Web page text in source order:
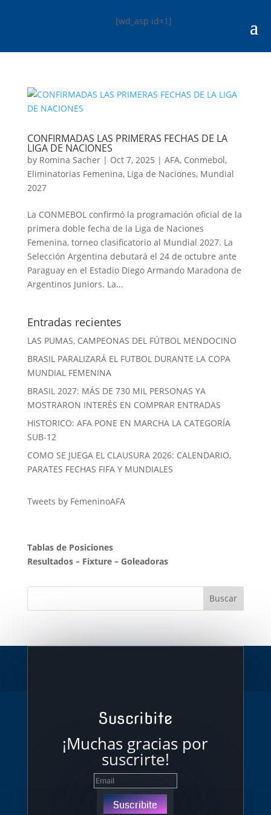
[wd_asp id=1]
CONFIRMADAS LAS PRIMERAS FECHAS DE LA
LIGA DE NACIONES
by Romina Sacher| Oct 7, 2025 | AFA, Conmebol,
Eliminatorias Femenina, Liga de Naciones, Mundial
2027
La CONMEBOL confirmó la programación oficial de la
primera doble fecha de la Liga de Naciones
Femenina, torneo clasificatorio al Mundial 2027. La
Selección Argentina debutará el 24 de octubre ante
Paraguay en el Estadio Diego Armando Maradona de
Argentinos Juniors. La...
Entradas recientes
LAS PUMAS, CAMPEONAS DEL FÚTBOL MENDOCINO
BRASIL PARALIZARÁ EL FUTBOL DURANTE LA COPA
MUNDIAL FEMENINA
BRASIL 2027: MÁS DE 730 MIL PERSONAS YA
MOSTRARON INTERÉS EN COMPRAR ENTRADAS
HISTORICO: AFA PONE EN MARCHA LA CATEGORÍA
SUB-12
COMO SE JUEGA EL CLAUSURA 2026: CALENDARIO,
PARATES FECHAS FIFA Y MUNDIALES
Tweets by FemeninoAFA
Tablas de Posiciones
Resultados– Fixture– Goleadoras
Suscribite
¡Muchas gracias por
suscrirte!
Suscribite